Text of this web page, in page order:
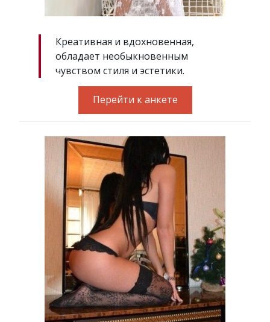
Креативная и вдохновенная,
обладает необыкновенным
чувством стиля и эстетики.
Перейти к анкете